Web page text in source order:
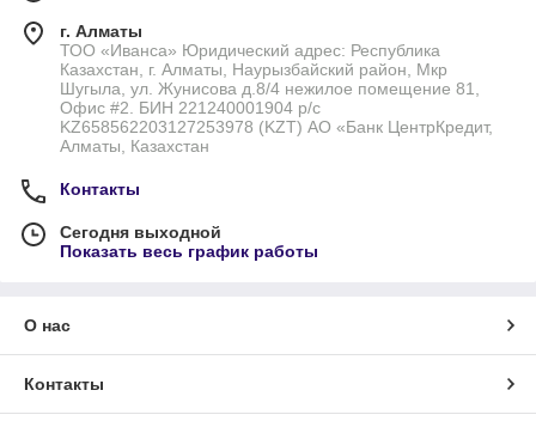
г. Алматы
ТОО «Иванса» Юридический адрес: Республика
Казахстан, г. Алматы, Наурызбайский район, Мкр
Шугыла, ул. Жунисова д.8/4 нежилое помещение 81,
Офис #2. БИН 221240001904 р/с
KZ658562203127253978 (KZT) АО «Банк ЦентрКредит,
Алматы, Казахстан
Контакты
Сегодня выходной
Показать весь график работы
О нас
Контакты